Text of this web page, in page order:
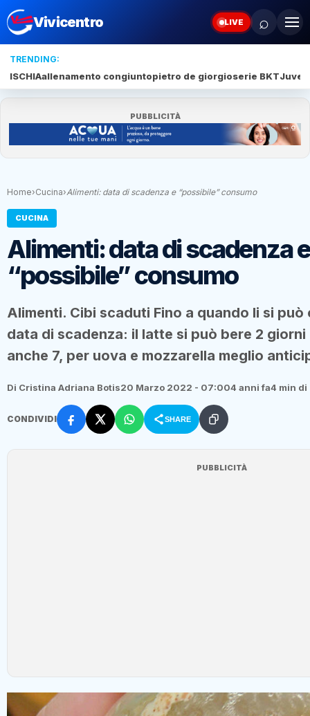
Vivicentro LIVE ⌕
TRENDING:
ISCHIAallenamento congiuntopietro de giorgioserie BKTJuve
PUBBLICITÀ
Home›Cucina›Alimenti: data di scadenza e “possibile” consumo
CUCINA
Alimenti: data di scadenza e
“possibile” consumo
Alimenti. Cibi scaduti Fino a quando li si
data di scadenza: il latte si può bere 2
anche 7, per uova e mozzarella meglio
Di Cristina Adriana Botis20 Marzo 2022 - 07:004 anni fa4 min
CONDIVIDI SHARE
PUBBLICITÀ